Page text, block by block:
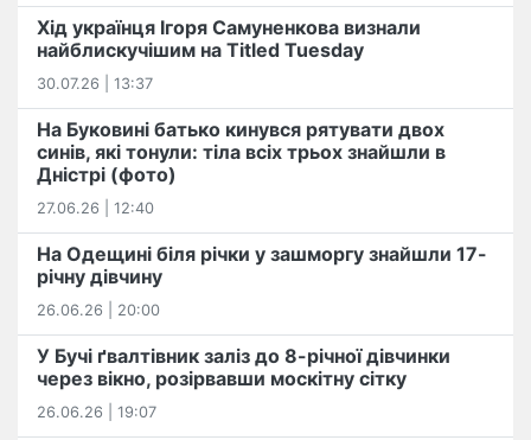
Хід українця Ігоря Самуненкова визнали
найблискучішим на Titled Tuesday
30.07.26 | 13:37
На Буковині батько кинувся рятувати двох
синів, які тонули: тіла всіх трьох знайшли в
Дністрі (фото)
27.06.26 | 12:40
На Одещині біля річки у зашморгу знайшли 17-
річну дівчину
26.06.26 | 20:00
У Бучі ґвалтівник заліз до 8-річної дівчинки
через вікно, розірвавши москітну сітку
26.06.26 | 19:07